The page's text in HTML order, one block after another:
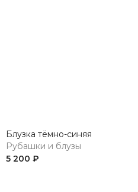
Блузка тёмно-синяя
Рубашки и блузы
5 200 ₽